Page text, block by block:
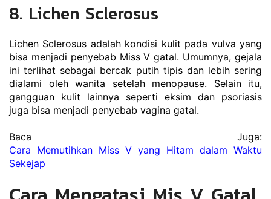
8. Lichen Sclerosus
Lichen Sclerosus adalah kondisi kulit pada vulva yang
bisa menjadi penyebab Miss V gatal. Umumnya, gejala
ini terlihat sebagai bercak putih tipis dan lebih sering
dialami oleh wanita setelah menopause. Selain itu,
gangguan kulit lainnya seperti eksim dan psoriasis
juga bisa menjadi penyebab vagina gatal.
Baca Juga:
Cara Memutihkan Miss V yang Hitam dalam Waktu
Sekejap